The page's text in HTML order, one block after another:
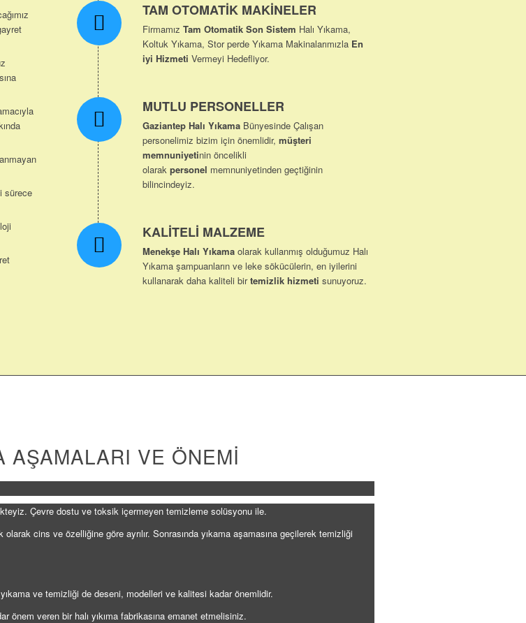
sürece
TAM OTOMATİK MAKİNELER
FirmamızTam Otomatik Son Sistem Halı Yıkama,
Koltuk Yıkama, Stor perde Yıkama Makinalarımızla En
iyi Hizmeti Vermeyi Hedefliyor.
MUTLU PERSONELLER
Gaziantep Halı Yıkama Bünyesinde Çalışan
personelimiz bizim için önemlidir,müşteri
memnuniyetinin öncelikli
olarakpersonel memnuniyetinden geçtiğinin
bilincindeyiz.
KALİTELİ MALZEME
Menekşe Halı Yıkama olarak kullanmış olduğumuz Halı
Yıkama şampuanların ve leke sökücülerin, en iyilerini
kullanarak daha kaliteli birtemizlik hizmeti sunuyoruz.
AŞAMALARI VE ÖNEMİ
Çevre dostu ve toksik içermeyen temizleme solüsyonu ile.
cins ve özelliğine göre ayrılır. Sonrasında yıkama aşamasına geçilerek temizliği
ve temizliği de deseni, modelleri ve kalitesi kadar önemlidir.
önem veren bir halı yıkıma fabrikasına emanet etmelisiniz.